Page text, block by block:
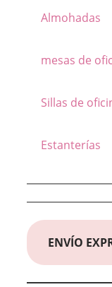
Almohadas
mesas de
Sillas de
Estanterías
ENVÍO